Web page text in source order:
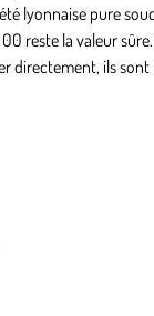
lyonnaise pure
reste la valeur
directement, ils sont